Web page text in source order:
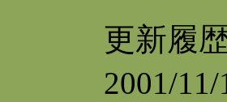
更新履
2001/